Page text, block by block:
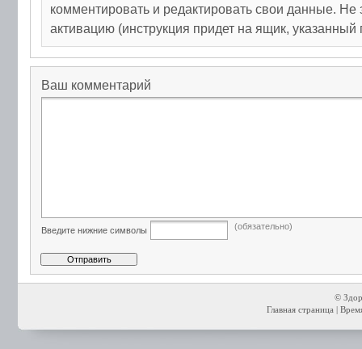
комментировать и редактировать свои данные. Не
активацию (инструкция придет на ящик, указанный
Ваш комментарий
Введите нижние символы (обязательно)
©
Главная страница |